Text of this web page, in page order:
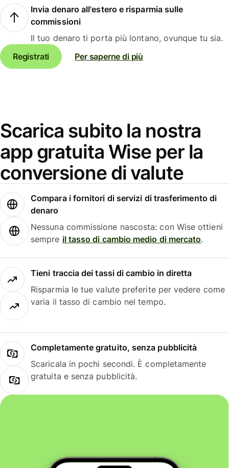
Invia denaro all'estero e risparmia sulle
commissioni
Il tuo denaro ti porta più lontano, ovunque tu sia.
Registrati
Per saperne di più
Scarica subito la nostra
app gratuita Wise per la
conversione di valute
Compara i fornitori di servizi di trasferimento di
denaro
Nessuna commissione nascosta: con Wise ottieni
sempre il tasso di cambio medio di mercato.
Tieni traccia dei tassi di cambio in diretta
Risparmia le tue valute preferite per vedere come
varia il tasso di cambio nel tempo.
Completamente gratuito, senza pubblicità
Scaricala in pochi secondi. È completamente
gratuita e senza pubblicità.